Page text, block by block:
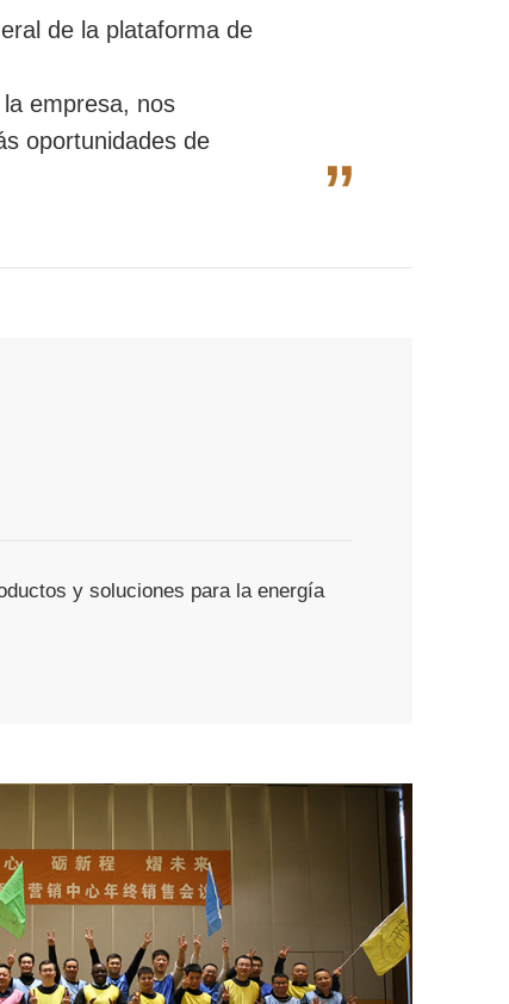
de la plataforma de
empresa, nos
oportunidades de
y soluciones para la energía